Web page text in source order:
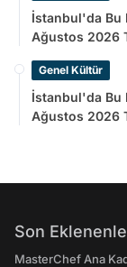
İstanbul'da Bu
Ağustos 2026
Genel Kültür
İstanbul'da Bu
Ağustos 2026
Son
MasterChef Ana